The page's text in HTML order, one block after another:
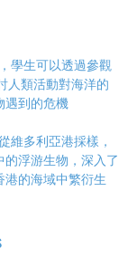
學生可以透過參觀
人類活動對海洋的
遇到的危機
維多利亞港採樣，
浮游生物，深入了
港的海域中繁衍生